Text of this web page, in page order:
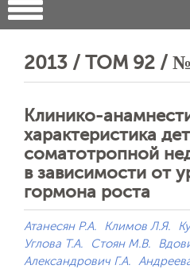
2013 / ТОМ 92 /
Клинико-
характеристика
соматотропной
в зависимости от
гормона роста
Атанесян Р.А. Климов Л.Я.
Углова Т.А.
Стоян М.В.
Александрович Г.А.